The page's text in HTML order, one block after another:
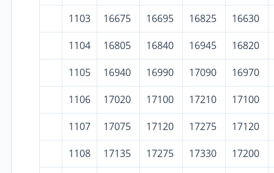
1103
16675 16695 16825
16630
1104
16805 16840 16945
16820
1105
16940 16990 17090
16970
1106
17020 17100 17210
17100
1107
17075 17120 17275
17120
1108
17135 17275 17330
17200